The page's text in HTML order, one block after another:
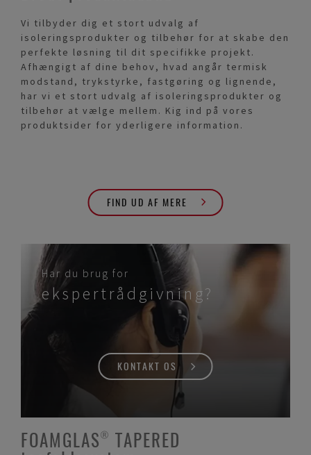
Vi tilbyder dig et stort udvalg af
isoleringsprodukter og tilbehør for at skabe den
perfekte løsning til dit specifikke projekt.
Afhængigt af dine behov, hvad angår termisk
modstand, trykstyrke, fastgøring og lignende,
har vi et stort udvalg af isoleringsprodukter og
tilbehør at vælge mellem. Kig ind på vores
produktsider for yderligere information.
FIND UD AF MERE
Har du brug for
ekspertrådgivning?
KONTAKT OS
FOAMGLAS® TAPERED